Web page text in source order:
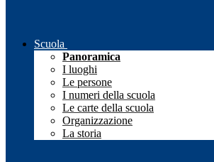
Scuola
Panoramica
I luoghi
Le persone
I numeri della scuola
Le carte della scuola
Organizzazione
La storia